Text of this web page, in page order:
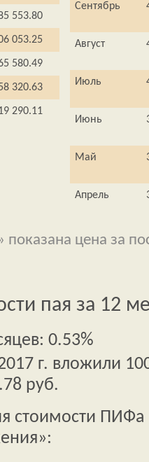
553.80
053.25
580.49
320.63
290.11
Сентябрь
Август
Июль
Июнь
Май
Апрель
цена за
пая за 12
0.53%
г. вложили
руб.
стоимости ПИФа